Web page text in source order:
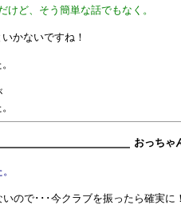
ど、そう簡単な話でもなく。
かないですね！
おっちゃ
ので･･･今クラブを振ったら確実に！